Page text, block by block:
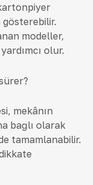
gösterebilir.
modeller,
olur.
mekânın
bağlı olarak
tamamlanabilir.